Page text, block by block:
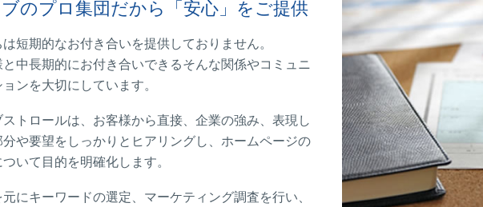
のプロ集団だから「安心」をご提供
短期的なお付き合いを提供しておりません。
と中長期的にお付き合いできるそんな関係やコミュニ
ンを大切にしています。
ストロールは、お客様から直接、企業の強み、表現し
分や要望をしっかりとヒアリングし、ホームページの
いて目的を明確化します。
元にキーワードの選定、マーケティング調査を行い、